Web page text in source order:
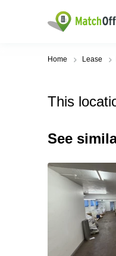
Home Lease
This
See